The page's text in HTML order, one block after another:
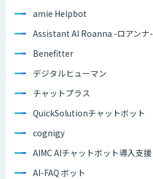
amie Helpbot
Assistant AI Roanna -ロアンナ-
Benefitter
デジタルヒューマン
チャットプラス
QuickSolutionチャットボット
cognigy
AIMC AIチャットボット導入支援
AI-FAQ ボット